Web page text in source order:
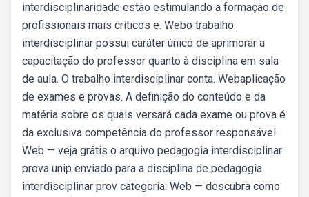
interdisciplinaridade estão estimulando a formação de
profissionais mais críticos e. Webo trabalho
interdisciplinar possui caráter único de aprimorar a
capacitação do professor quanto à disciplina em sala
de aula. O trabalho interdisciplinar conta. Webaplicação
de exames e provas. A definição do conteúdo e da
matéria sobre os quais versará cada exame ou prova é
da exclusiva competência do professor responsável.
Web — veja grátis o arquivo pedagogia interdisciplinar
prova unip enviado para a disciplina de pedagogia
interdisciplinar prov categoria: Web — descubra como